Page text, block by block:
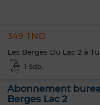
349 TND
Les Berges Du Lac 2 à
1 Sdb.
Abonnement
Berges Lac 2